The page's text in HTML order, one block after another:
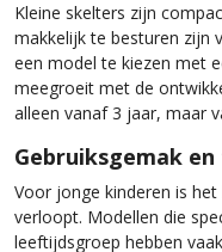
Kleine skelters zijn
makkelijk te besturen zijn
een model te kiezen met
meegroeit met de
alleen vanaf 3 jaar, maar
Gebruiksgemak
Voor jonge kinderen is
verloopt. Modellen die
leeftijdsgroep hebben